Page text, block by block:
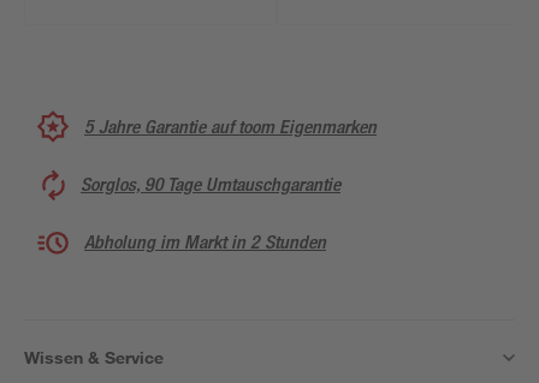
5 Jahre Garantie auf toom Eigenmarken
Sorglos, 90 Tage Umtauschgarantie
Abholung im Markt in 2 Stunden
Wissen & Service